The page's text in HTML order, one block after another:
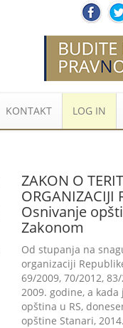
KONTAKT LOG IN
ZAKON O
ORGANIZACIJI
Osnivanje
Zakonom
Od stupanja na
organizaciji
69/2009, 70/2012,
2009. godine, a
opština u RS,
opštine Stanari,